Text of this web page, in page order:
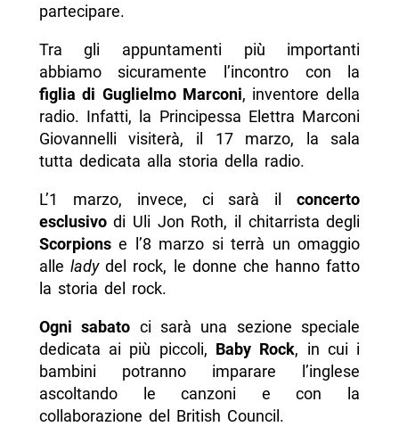
partecipare.
Tra gli appuntamenti più importanti
abbiamo sicuramente l’incontro con la
figlia di Guglielmo Marconi, inventore della
radio. Infatti, la Principessa Elettra Marconi
Giovannelli visiterà, il 17 marzo, la sala
tutta dedicata alla storia della radio.
L’1 marzo, invece, ci sarà ilconcerto
esclusivodi Uli Jon Roth, il chitarrista degli
Scorpionse l’8 marzo si terrà un omaggio
alleladydel rock, le donne che hanno fatto
la storia del rock.
Ogni sabato ci sarà una sezione speciale
dedicata ai più piccoli, Baby Rock, in cui i
bambini potranno imparare l’inglese
ascoltando le canzoni e con la
collaborazione del British Council.